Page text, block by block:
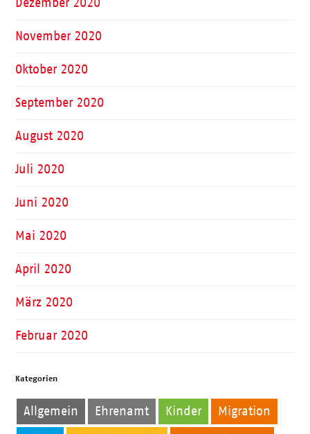
November 2020
Oktober 2020
September 2020
August 2020
Juli 2020
Juni 2020
Mai 2020
April 2020
März 2020
Februar 2020
Kategorien
Allgemein Ehrenamt Kinder Migration